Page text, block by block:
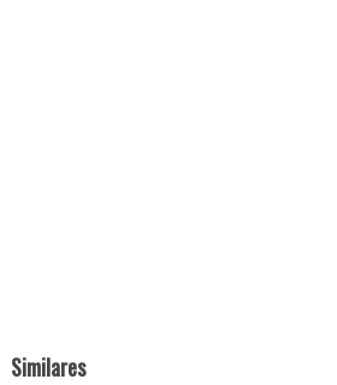
Similares